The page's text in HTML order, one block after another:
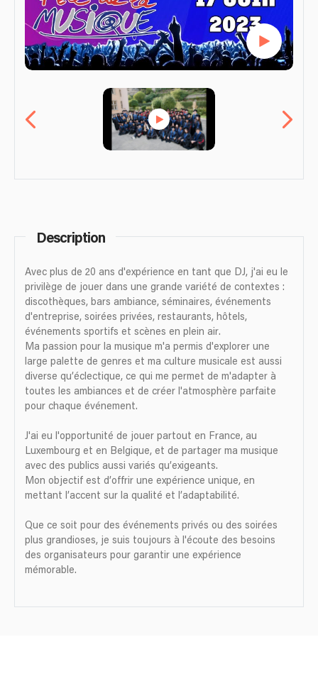
Description
Avec plus de 20 ans d'expérience en tant que DJ, j'ai eu le
privilège de jouer dans une grande variété de contextes :
discothèques, bars ambiance, séminaires, événements
d'entreprise, soirées privées, restaurants, hôtels,
événements sportifs et scènes en plein air.
Ma passion pour la musique m'a permis d'explorer une
large palette de genres et ma culture musicale est aussi
diverse qu’éclectique, ce qui me permet de m'adapter à
toutes les ambiances et de créer l'atmosphère parfaite
pour chaque événement.
J'ai eu l'opportunité de jouer partout en France, au
Luxembourg et en Belgique, et de partager ma musique
avec des publics aussi variés qu’exigeants.
Mon objectif est d’offrir une expérience unique, en
mettant l’accent sur la qualité et l’adaptabilité.
Que ce soit pour des événements privés ou des soirées
plus grandioses, je suis toujours à l'écoute des besoins
des organisateurs pour garantir une expérience
mémorable.